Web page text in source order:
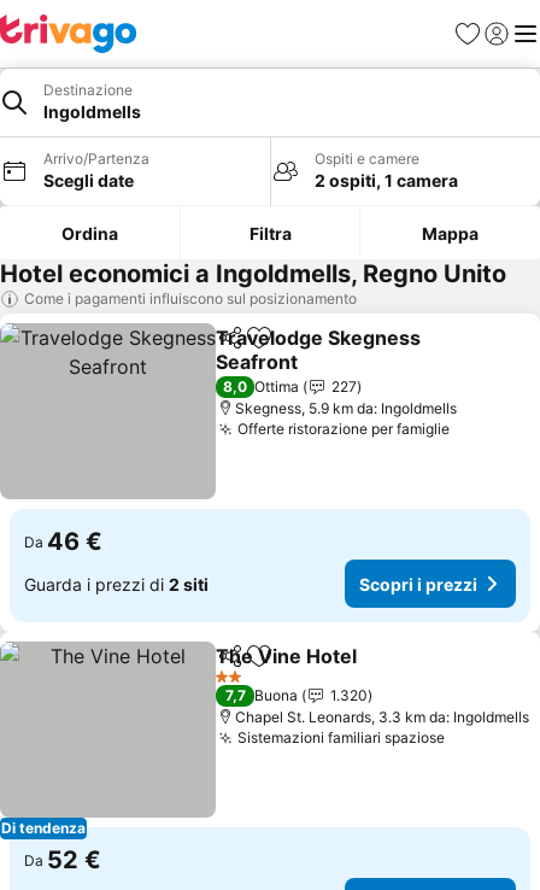
PreferitiAccedi
Destinazione
Ingoldmells
Arrivo/Partenza
Scegli date
Ospiti e camere
2 ospiti, 1 camera
Ordina Filtra Mappa
Hotel economici a Ingoldmells, Regno Unito
Come i pagamenti influiscono sul posizionamento
CondividiAggiungi ai preferiti
Travelodge Skegness
Seafront
8,0 Ottima
227
Skegness, 5.9 km da: Ingoldmells
Offerte ristorazione per famiglie
Da 46 €
Guarda i prezzi di 2 siti Scopri i prezzi
Di tendenza
CondividiAggiungi ai preferiti
The Vine Hotel
2 Stelle
7,7 Buona
1.320
Chapel St. Leonards, 3.3 km da: Ingoldmells
Sistemazioni familiari spaziose
Da 52 €